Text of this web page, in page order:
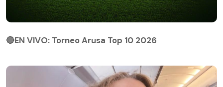
🔴EN VIVO: Torneo Arusa Top 10 2026